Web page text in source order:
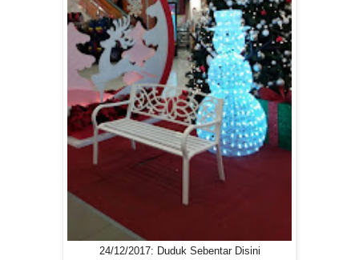
24/12/2017: Duduk Sebentar Disini